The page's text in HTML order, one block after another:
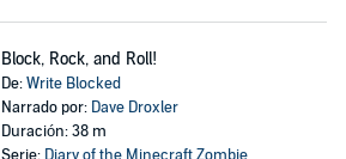
Block, Rock, and Roll!
De:Write Blocked
Narrado por: Dave Droxler
Duración: 38 m